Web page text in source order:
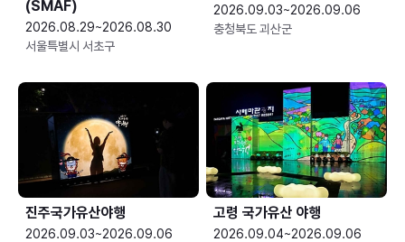
(SMAF)
2026.08.29~2026.08.30
서울특별시 서초구
2026.09.03~2026.09.06
충청북도 괴산군
진주국가유산야행
2026.09.03~2026.09.06
고령 국가유산 야행
2026.09.04~2026.09.06